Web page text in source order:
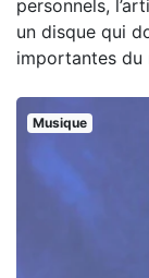
personnels,
un disque qui
importantes du
Musique